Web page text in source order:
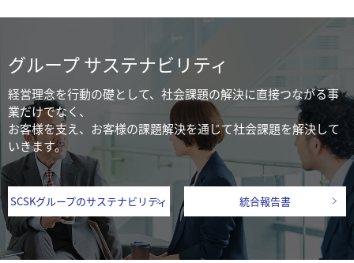
グループ サステナビリティ
経営理念を行動の礎として、社会課題の解決に直接つながる事
業だけでなく、
お客様を支え、お客様の課題解決を通じて社会課題を解決して
いきます。
SCSKグループのサステナビリティ 統合報告書